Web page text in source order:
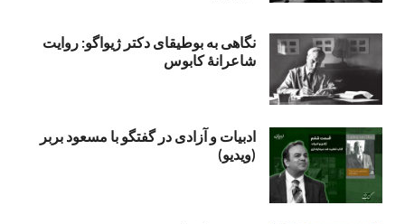
نگاهی به بوطیقای دکتر ژیواگو: روایت
شاعرانۀ کابوس
ادبیات و آزادی در گفتگو با مسعود بربر
(ویدیو)